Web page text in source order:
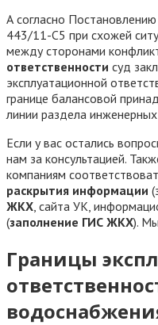
А согласно
443/11-С5 при схожей
между сторонами
ответственности суд
эксплуатационной
границе балансовой
линии раздела
Если у вас остались
нам за консультацией.
компаниям
раскрытия информации
ЖКХ, сайта УК,
(заполнение ГИС ЖКХ).
Границы